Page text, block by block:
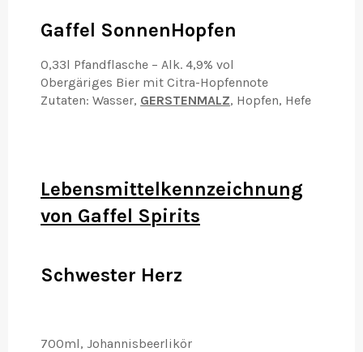
Gaffel SonnenHopfen
0,33l Pfandflasche – Alk. 4,9% vol
Obergäriges Bier mit Citra-Hopfennote
Zutaten: Wasser, GERSTENMALZ, Hopfen, Hefe
Lebensmittelkennzeichnung
von Gaffel Spirits
Schwester Herz
700ml, Johannisbeerlikör